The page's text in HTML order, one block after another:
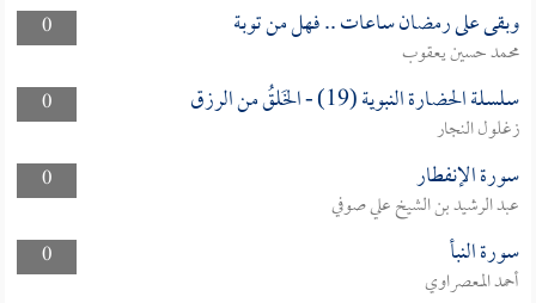
0 وبقى على رمضان ساعات .. فهل من توبة
محمد حسين يعقوب
0
سلسلة الحضارة النبوية (19) - الخَلقُ من الرزق
زغلول النجار
0
سورة الإنفطار
عبد الرشيد بن الشيخ علي صوفي
0
سورة النبأ
أحمد المعصراوي